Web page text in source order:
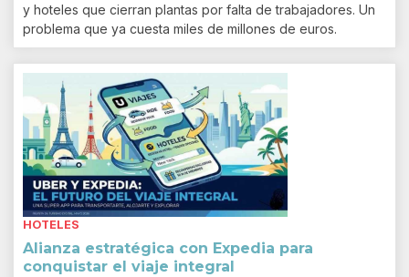
y hoteles que cierran plantas por falta de trabajadores. Un
problema que ya cuesta miles de millones de euros.
HOTELES
Alianza estratégica con Expedia para
conquistar el viaje integral